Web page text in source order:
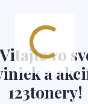
vo
a
123tonery!